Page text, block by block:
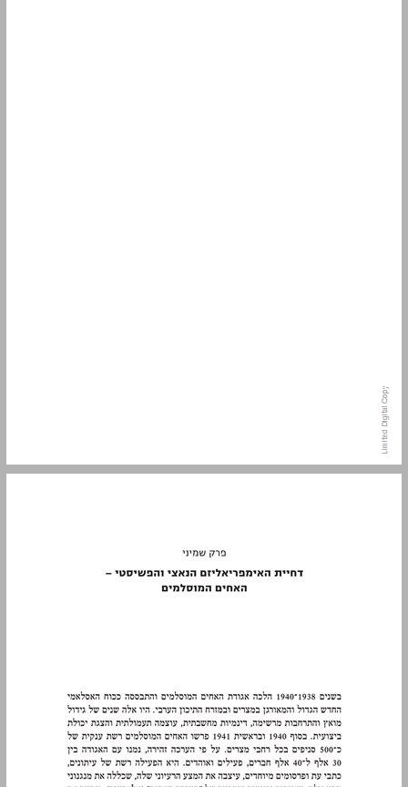
פרק שמיני דחיית האימפריאליזם הנאצי והפשיסטי — האחים המוסלמים ... 13